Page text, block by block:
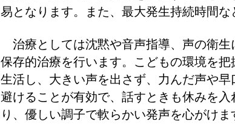
易となります。また、最大発生持続時間な
治療としては沈黙や音声指導、声の衛生
保存的治療を行います。こどもの環境を
生活し、大きい声を出さず、力んだ声や
避けることが有効で、話すときも休みを
り、優しい調子で軟らかい発声を心がけま